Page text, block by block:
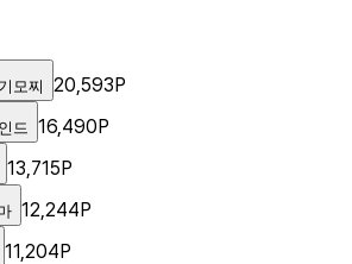
모찌 20,593P
드 16,490P
13,715P
12,244P
11,204P